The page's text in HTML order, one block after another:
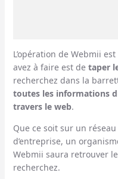
L’opération de Webmii
avez à faire est detaper
recherchez dans la
toutes les informations
travers le web.
Que ce soit sur un
d’entreprise, un
Webmii saura retrouver
recherchez.